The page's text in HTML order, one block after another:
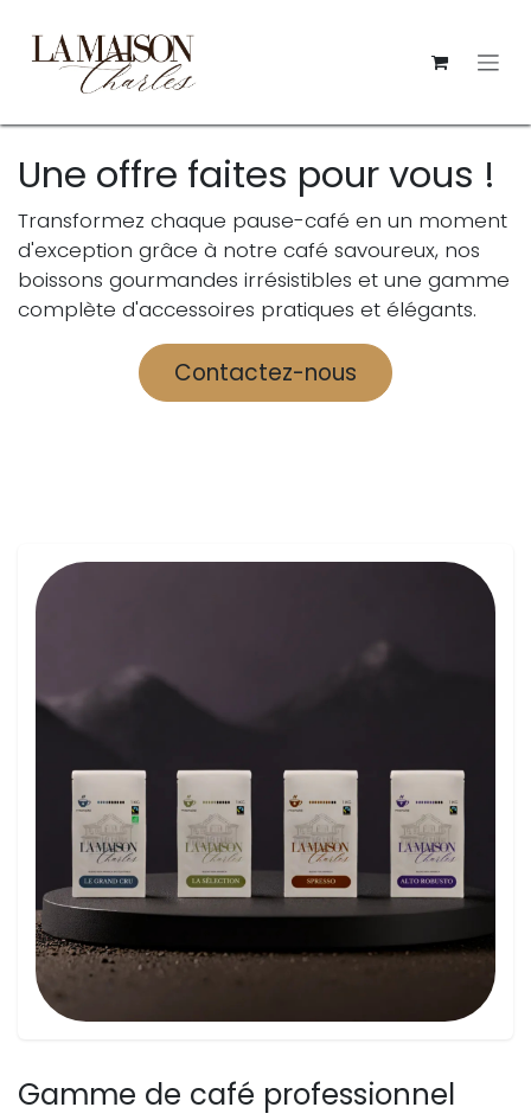
Une offre faites pour vous !
Transformez chaque pause-café en un moment
d'exception grâce à notre café savoureux, nos
boissons gourmandes irrésistibles et une gamme
complète d'accessoires pratiques et élégants.
Contactez-nous
Gamme de café professionnel